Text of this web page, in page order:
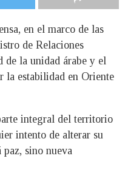
en el marco de las
de Relaciones
de la unidad árabe y el
la estabilidad en Oriente
integral del territorio
intento de alterar su
paz, sino nueva